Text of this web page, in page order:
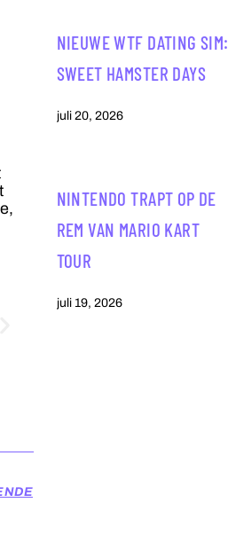
NIEUWE WTF DATING SIM:
SWEET HAMSTER DAYS
juli 20, 2026
NINTENDO TRAPT OP DE
REM VAN MARIO KART
TOUR
juli 19, 2026